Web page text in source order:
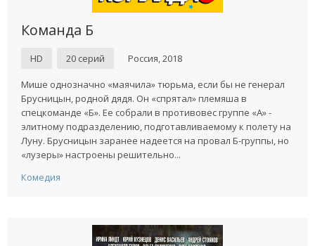
Команда Б
HD 20 серий Россия, 2018
Мише однозначно «маячила» тюрьма, если бы не генерал
Брусницын, родной дядя. Он «спрятал» племяша в
спецкоманде «Б». Ее собрали в противовес группе «А» -
элитному подразделению, подготавливаемому к полету на
Луну. Брусницын заранее надеется на провал Б-группы, но
«лузеры» настроены решительно...
Комедия